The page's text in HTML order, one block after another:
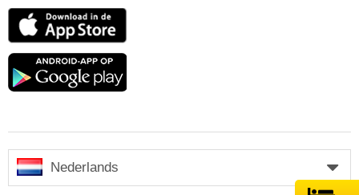
App
Google
Nederlands